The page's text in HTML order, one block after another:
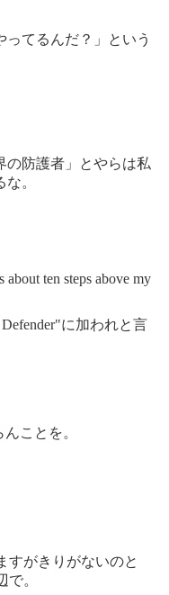
ってるんだ？」という
の防護者」とやらは私
。
ten steps above my
に加われと言
ことを。
すがきりがないのと
。